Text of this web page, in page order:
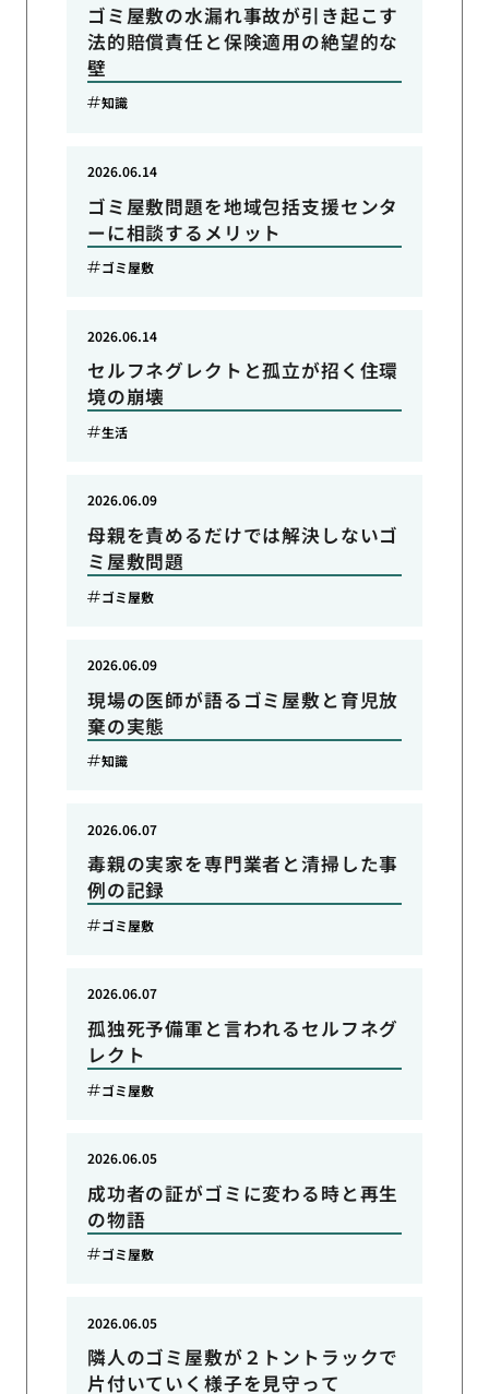
ゴミ屋敷の水漏れ事故が引き起こす
法的賠償責任と保険適用の絶望的な
壁
知識
ゴミ屋敷問題を地域包括支援センタ
ーに相談するメリット
2026.06.14
ゴミ屋敷
セルフネグレクトと孤立が招く住環
境の崩壊
2026.06.14
生活
母親を責めるだけでは解決しないゴ
ミ屋敷問題
2026.06.09
ゴミ屋敷
現場の医師が語るゴミ屋敷と育児放
棄の実態
2026.06.09
知識
毒親の実家を専門業者と清掃した事
例の記録
2026.06.07
ゴミ屋敷
孤独死予備軍と言われるセルフネグ
レクト
2026.06.07
ゴミ屋敷
成功者の証がゴミに変わる時と再生
の物語
2026.06.05
ゴミ屋敷
隣人のゴミ屋敷が２トントラックで
片付いていく様子を見守って
2026.06.05